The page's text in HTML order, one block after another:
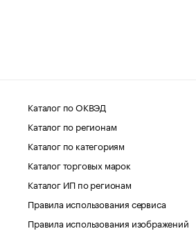
Каталог по ОКВЭД
Каталог по регионам
Каталог по категориям
Каталог торговых марок
Каталог ИП по регионам
Правила использования сервиса
Правила использования изображений